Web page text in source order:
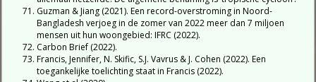
Guzman & Jiang (2021). Een record-overstroming in Noord-
Bangladesh verjoeg in de zomer van 2022 meer dan 7 miljoen
mensen uit hun woongebied: IFRC (2022).
Carbon Brief (2022).
Francis, Jennifer, N. Skific, S.J. Vavrus & J. Cohen (2022). Een
toegankelijke toelichting staat in Francis (2022).